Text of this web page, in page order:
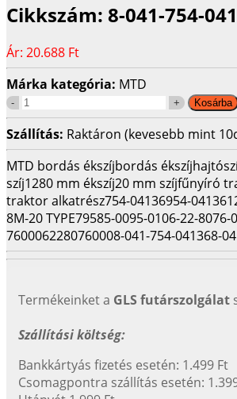
Cikkszám: 8-041-754-
Ár: 20.688 Ft
Márka kategória: MTD
Szállítás: Raktáron (kevesebb mint
MTD bordás ékszíjbordás ékszíj
szíj1280 mm ékszíj20 mm szíjfűnyíró
traktor alkatrész754-04136954-04136
8M-20 TYPE79585-0095-0106-22-8076-
7600062280760008-041-754-041368-
Termékeinket a GLS futárszolgálat
Szállítási költség:
Bankkártyás fizetés esetén: 1.499 Ft
Csomagpontra szállítás esetén: